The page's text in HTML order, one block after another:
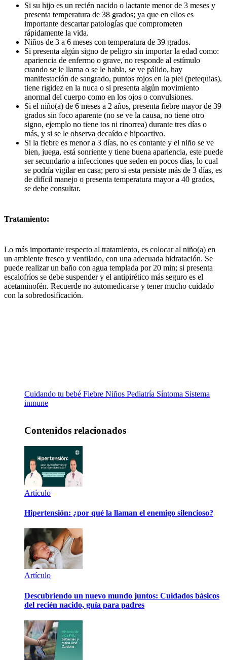
Si su hijo es un recién nacido o lactante menor de 3 meses y
presenta temperatura de 38 grados; ya que en ellos es
importante descartar patologías que comprometen
rápidamente la vida.
Niños de 3 a 6 meses con temperatura de 39 grados.
Si presenta algún signo de peligro sin importar la edad como:
apariencia de enfermo o grave, no responde al estímulo
cuando se le llama o se le habla, se ve pálido, hay
manifestación de sangrado, puntos rojos en la piel (petequias),
tiene rigidez en la nuca o si presenta algún movimiento
anormal del cuerpo como en los ojos o convulsiones.
Si el niño(a) de 6 meses a 2 años, presenta fiebre mayor de 39
grados sin foco aparente (no se ve la causa, no tiene otro
signo, ejemplo no tiene tos ni rinorrea) durante tres días o
más, y si se le observa decaído e hipoactivo.
Si la fiebre es menor a 3 días, no es contante y el niño se ve
bien, juega, está sonriente y tiene buena apariencia, este puede
ser secundario a infecciones que seden en pocos días, lo cual
se podría vigilar en casa; pero si esta persiste más de 3 días, es
de difícil manejo o presenta temperatura mayor a 40 grados,
se debe consultar.
Tratamiento:
Lo más importante respecto al tratamiento, es colocar al niño(a) en
un ambiente fresco y ventilado, con una adecuada hidratación. Se
puede realizar un baño con agua templada por 20 min; si presenta
escalofríos se debe suspender y el antipirético más seguro es el
acetaminofén. Recuerde no automedicarse y tener mucho cuidado
con la sobredosificación.
Cuidando tu bebé Fiebre Niños Pediatría Síntoma Sistema
inmune
Contenidos relacionados
Artículo
Hipertensión: ¿por qué la llaman el enemigo silencioso?
Artículo
Descubriendo un nuevo mundo juntos: Cuidados básicos
del recién nacido, guía para padres